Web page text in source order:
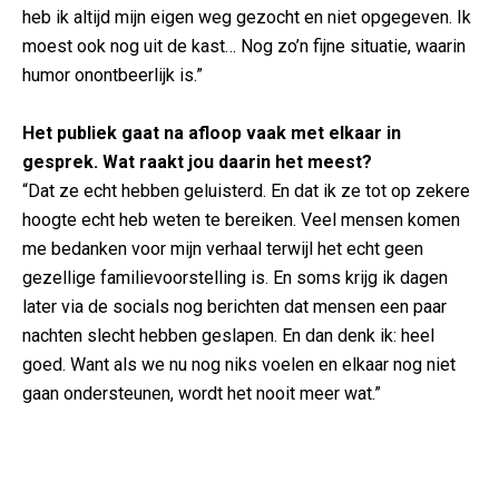
heb ik altijd mijn eigen weg gezocht en niet opgegeven. Ik
moest ook nog uit de kast… Nog zo’n fijne situatie, waarin
humor onontbeerlijk is.”
Het publiek gaat na afloop vaak met elkaar in
gesprek. Wat raakt jou daarin het meest?
“Dat ze echt hebben geluisterd. En dat ik ze tot op zekere
hoogte echt heb weten te bereiken. Veel mensen komen
me bedanken voor mijn verhaal terwijl het echt geen
gezellige familievoorstelling is. En soms krijg ik dagen
later via de socials nog berichten dat mensen een paar
nachten slecht hebben geslapen. En dan denk ik: heel
goed. Want als we nu nog niks voelen en elkaar nog niet
gaan ondersteunen, wordt het nooit meer wat.”